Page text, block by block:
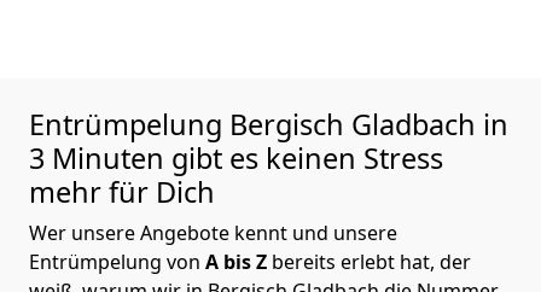
Entrümpelung Bergisch Gladbach in
3 Minuten gibt es keinen Stress
mehr für Dich
Wer unsere Angebote kennt und unsere
Entrümpelung von A bis Z bereits erlebt hat, der